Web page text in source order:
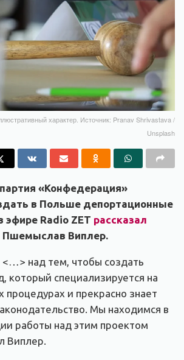
характер. Источник: Pranav Shrivastava /
Unsplash
«Конфедерация»
в Польше депортационные
эфире Radio ZET рассказал
Пшемыслав Виплер.
над тем, чтобы создать
который специализируется на
процедурах и прекрасно знает
Мы находимся в
работы над этим проектом
Виплер.